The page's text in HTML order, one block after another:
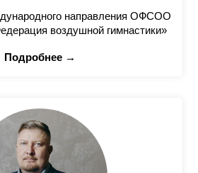
направления ОФСОО
воздушной гимнастики»
Подробнее →